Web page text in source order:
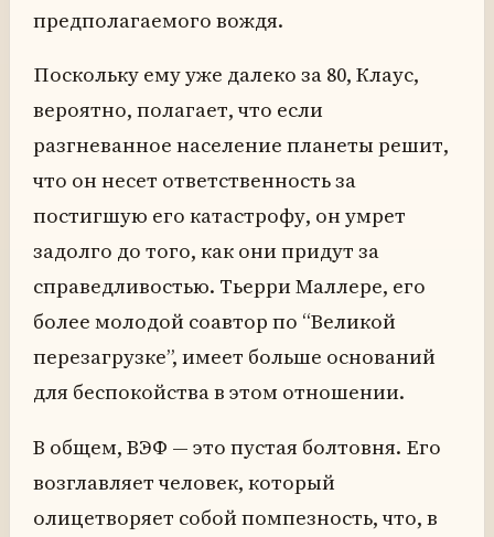
предполагаемого вождя.
Поскольку ему уже далеко за 80, Клаус,
вероятно, полагает, что если
разгневанное население планеты решит,
что он несет ответственность за
постигшую его катастрофу, он умрет
задолго до того, как они придут за
справедливостью. Тьерри Маллере, его
более молодой соавтор по “Великой
перезагрузке”, имеет больше оснований
для беспокойства в этом отношении.
В общем, ВЭФ — это пустая болтовня. Его
возглавляет человек, который
олицетворяет собой помпезность, что, в